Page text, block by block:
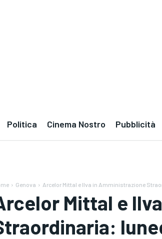
Politica Cinema Nostro Pubblicità
Genova Arcelor Mittal e Ilva in Amministrazione
Mittal e